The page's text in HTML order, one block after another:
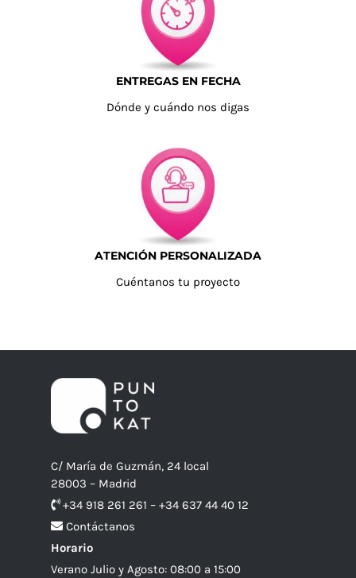
ENTREGAS EN FECHA
Dónde y cuándo nos digas
ATENCIÓN PERSONALIZADA
Cuéntanos tu proyecto
C/ María de Guzmán, 24 local
28003 – Madrid
+34 918 261 261 – +34 637 44 40 12
Contáctanos
Horario
Verano Julio y Agosto: 08:00 a 15:00